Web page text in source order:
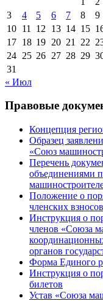
3
4 5 6 7 8
9
10 11 12 13 14 15
17 18 19 20 21 22
24 25 26 27 28 29
31
« Июл
Правовые
Концепция
Образец
«Союз
Перечень
объединениями
Положение о
членских взносов
Инструкция о
членов «Союза
органов
Форма Единого
Инструкция о
билетов
Устав «Союза